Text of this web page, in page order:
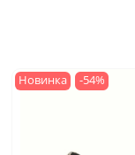
Новинка -54%